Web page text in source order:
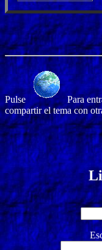
Pulse
Para
compartir el tema con